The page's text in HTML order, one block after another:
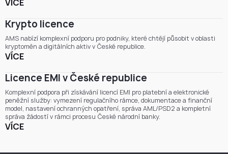
VÍCE
Krypto licence
AMS nabízí komplexní podporu pro podniky, které chtějí působit v oblasti
kryptoměn a digitálních aktiv v České republice.
VÍCE
Licence EMI v České republice
Komplexní podpora při získávání licencí EMI pro platební a elektronické
peněžní služby: vymezení regulačního rámce, dokumentace a finanční
model, nastavení ochranných opatření, správa AML/PSD2 a kompletní
správa žádostí v rámci procesu České národní banky.
VÍCE